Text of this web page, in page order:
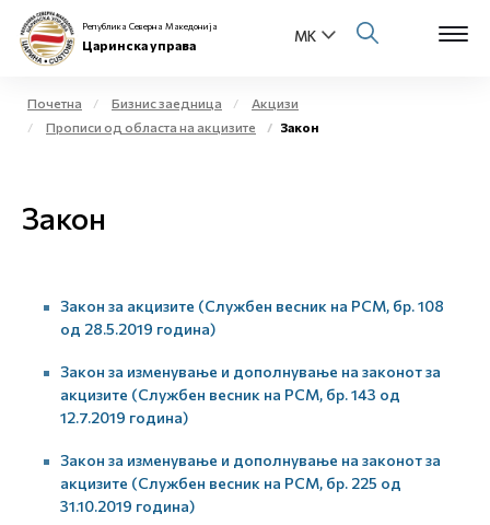
Физички лица
Open
Е-Царина
Медиа центар
Е-Весник
Република Северна Македонија
Царинска управа
Почетна Бизнис заедница
Акцизи
Прописи од областа на акцизите
Закон
Закон
Закон за акцизите (Службен весник на РСМ, бр. 108
од 28.5.2019 година)
Закон за изменување и дополнување на законот за
акцизите (Службен весник на РСМ, бр. 143 од
12.7.2019 година)
Закон за изменување и дополнување на законот за
акцизите (Службен весник на РСМ, бр. 225 од
31.10.2019 година)